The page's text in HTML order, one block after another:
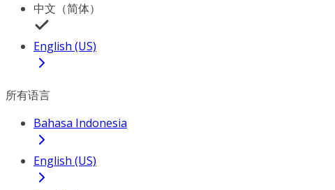
中文（简体）
English (US)
所有语言
Bahasa Indonesia
English (US)